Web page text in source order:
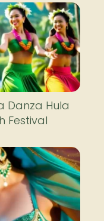
Danza Hula
Festival